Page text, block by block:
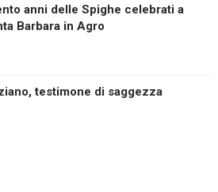
anni delle Spighe celebrati a
Barbara in Agro
testimone di saggezza